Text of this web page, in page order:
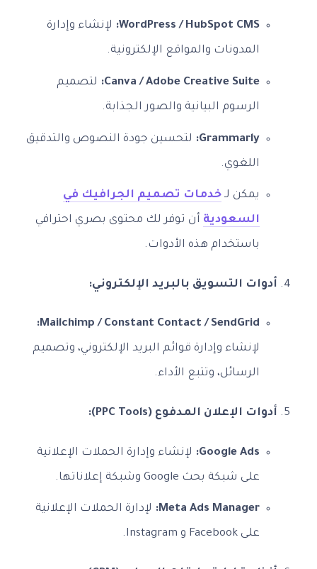
WordPress / HubSpot CMS: لإنشاء وإدارة
المدونات والمواقع الإلكترونية.
Canva / Adobe Creative Suite: لتصميم
الرسوم البيانية والصور الجذابة.
Grammarly: لتحسين جودة النصوص والتدقيق
اللغوي.
يمكن لـ خدمات تصميم الجرافيك في
السعودية أن توفر لك محتوى بصري احترافي
باستخدام هذه الأدوات.
أدوات التسويق بالبريد الإلكتروني:
Mailchimp / Constant Contact / SendGrid:
لإنشاء وإدارة قوائم البريد الإلكتروني، وتصميم
الرسائل، وتتبع الأداء.
أدوات الإعلان المدفوع (PPC Tools):
Google Ads: لإنشاء وإدارة الحملات الإعلانية
على شبكة بحث Google وشبكة إعلاناتها.
Meta Ads Manager: لإدارة الحملات الإعلانية
على Facebook و Instagram.